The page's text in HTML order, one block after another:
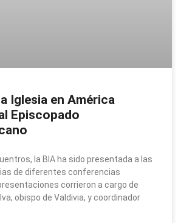
Iglesia en América
Episcopado
la BIA ha sido presentada a las
de diferentes conferencias
corrieron a cargo de
obispo de Valdivia, y coordinador